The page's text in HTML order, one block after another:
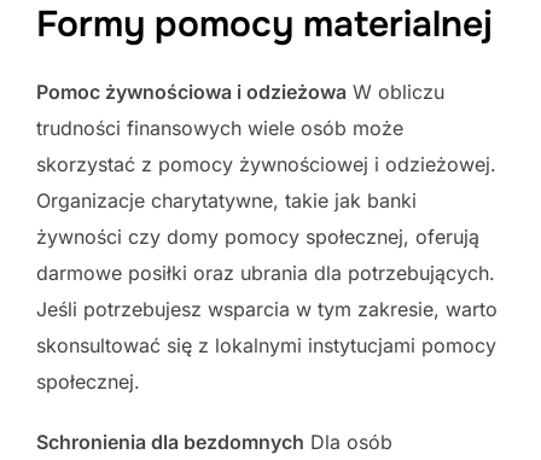
Formy pomocy materialnej
Pomoc żywnościowa i odzieżowa W obliczu
trudności finansowych wiele osób może
skorzystać z pomocy żywnościowej i odzieżowej.
Organizacje charytatywne, takie jak banki
żywności czy domy pomocy społecznej, oferują
darmowe posiłki oraz ubrania dla potrzebujących.
Jeśli potrzebujesz wsparcia w tym zakresie, warto
skonsultować się z lokalnymi instytucjami pomocy
społecznej.
Schronienia dla bezdomnych Dla osób